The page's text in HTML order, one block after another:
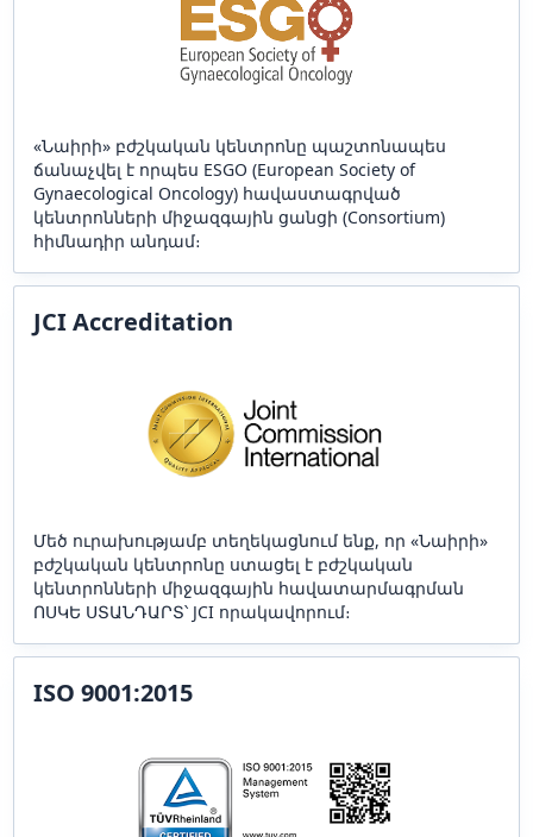
«Նաիրի» բժշկական կենտրոնը պաշտոնապես
ճանաչվել է որպես ESGO (European Society of
Gynaecological Oncology) հավաստագրված
կենտրոնների միջազգային ցանցի (Consortium)
հիմնադիր անդամ։
JCI Accreditation
Մեծ ուրախությամբ տեղեկացնում ենք, որ «Նաիրի»
բժշկական կենտրոնը ստացել է բժշկական
կենտրոնների միջազգային հավատարմագրման
ՈՍԿԵ ՍՏԱՆԴԱՐՏ՝ JCI որակավորում։
ISO 9001:2015